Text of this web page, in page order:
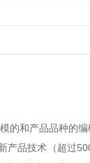
的和产品品种的编
产品技术（超过